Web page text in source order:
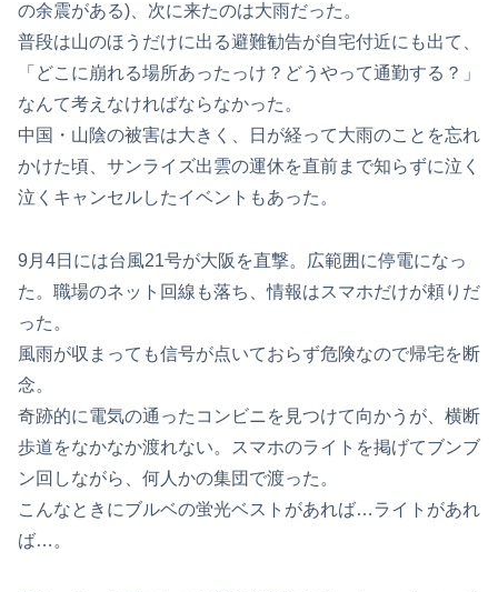
の余震がある)、次に来たのは大雨だった。
普段は山のほうだけに出る避難勧告が自宅付近にも出て、
「どこに崩れる場所あったっけ？どうやって通勤する？」
なんて考えなければならなかった。
中国・山陰の被害は大きく、日が経って大雨のことを忘れ
かけた頃、サンライズ出雲の運休を直前まで知らずに泣く
泣くキャンセルしたイベントもあった。
9月4日には台風21号が大阪を直撃。広範囲に停電になっ
た。職場のネット回線も落ち、情報はスマホだけが頼りだ
った。
風雨が収まっても信号が点いておらず危険なので帰宅を断
念。
奇跡的に電気の通ったコンビニを見つけて向かうが、横断
歩道をなかなか渡れない。スマホのライトを掲げてブンブ
ン回しながら、何人かの集団で渡った。
こんなときにブルベの蛍光ベストがあれば…ライトがあれ
ば…。